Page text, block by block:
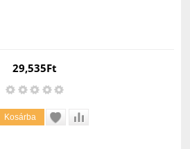
29,535Ft